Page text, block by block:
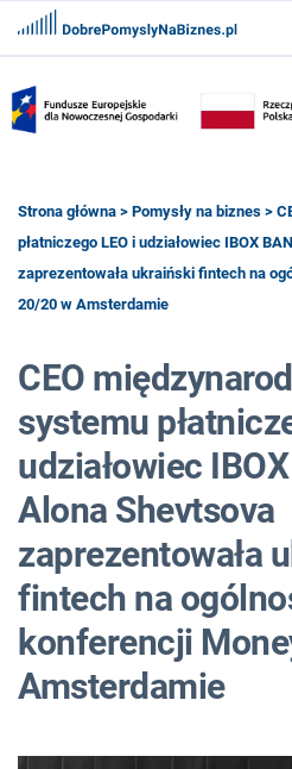
FRANCZYZY
Strona główna > Pomysły na biznes >
płatniczego LEO i udziałowiec IBOX
zaprezentowała ukraiński fintech na
20/20 w Amsterdamie
CEO
systemu
udziałowiec
Alona Shevtsova
zaprezentowała
fintech na
konferencji
Amsterdamie